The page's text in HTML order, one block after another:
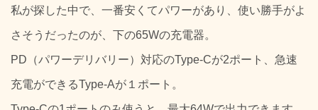
私が探した中で、一番安くてパワーがあり、使い勝手がよ
さそうだったのが、下の65Wの充電器。
PD（パワーデリバリー）対応のType-Cが2ポート、急速
充電ができるType-Aが１ポート。